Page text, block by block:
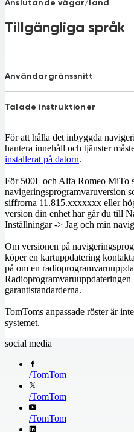
China
Croatia
Estonia
France
Germany
Greece
Liechtenstein
Luxembourg
Malta
Moldova 52%
Morocco
New Zealand
Oman
Portugal
Romania
Slovakia
South Africa
Spain
Switzerland
Sweden
United Kingdom
Montenegro
Anslutande vägar/land
Belarus
Macedonia
Tillgängliga språk
Användargränssnitt
German
Russian
Turkish
Talade instruktioner
German
Polish
Russian
Turkish
För att hålla det inbyggda
hantera innehåll och tjänster
installerat på datorn.
För 500L och Alfa Romeo MiTo
navigeringsprogramvaruversion
siffrorna 11.815.xxxxxxx eller
version din enhet har går du till
Inställningar -> Jag och min
Om versionen på
köper en kartuppdatering
på om en
garantistandarderna.
TomToms anpassade röster är
systemet.
social media
/TomTom
/TomTom
/TomTom